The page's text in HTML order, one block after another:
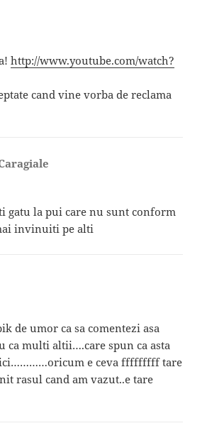
http://www.youtube.com/watch?
cand vine vorba de reclama
gatu la pui care nu sunt conform
invinuiti pe alti
de umor ca sa comentezi asa
multi altii….care spun ca asta
e ceva fffffffff tare
rasul cand am vazut..e tare